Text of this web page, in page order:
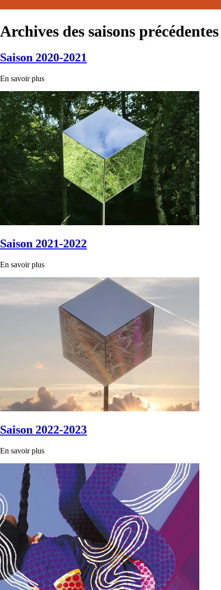
Archives des saisons précédentes
Saison 2020-2021
En savoir plus
Saison 2021-2022
En savoir plus
Saison 2022-2023
En savoir plus